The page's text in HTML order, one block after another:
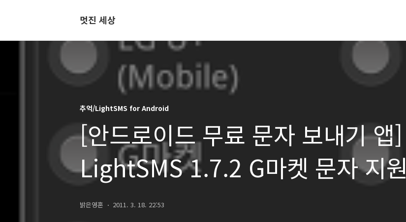
멋진 세상
추억/LightSMS for Android
[안드로이드 무료 문자 보내기 앱]
LightSMS 1.7.2 G마켓 문자 지원
밝은영혼 2011. 3. 18. 22:53